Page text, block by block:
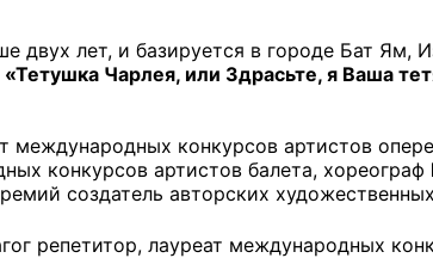
двух лет, и базируется в городе Бат Ям,
«Тетушка Чарлея, или Здрасьте, я Ваша
международных конкурсов артистов
конкурсов артистов балета, хореограф
создатель авторских
репетитор, лауреат международных